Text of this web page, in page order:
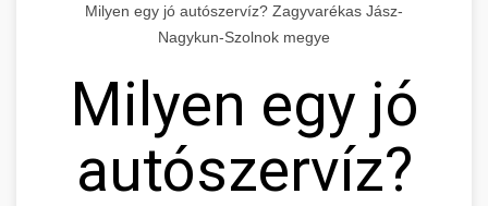
Milyen egy jó autószervíz? Zagyvarékas Jász-
Nagykun-Szolnok megye
Milyen egy jó
autószervíz?